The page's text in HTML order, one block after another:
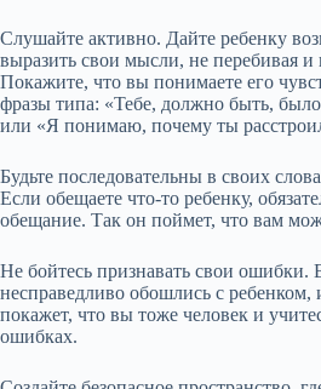
Слушайте активно. Дайте ребенку
выразить свои мысли, не перебивая и
Покажите, что вы понимаете его
фразы типа: «Тебе, должно быть,
или «Я понимаю, почему ты
Будьте последовательны в своих
Если обещаете что-то ребенку,
обещание. Так он поймет, что вам
Не бойтесь признавать свои ошибки.
несправедливо обошлись с ребенком,
покажет, что вы тоже человек и
ошибках.